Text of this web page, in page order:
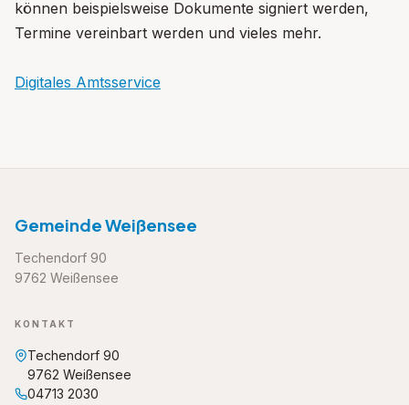
können beispielsweise Dokumente signiert werden,
Termine vereinbart werden und vieles mehr.
Digitales Amtsservice
Gemeinde Weißensee
Techendorf 90
9762 Weißensee
KONTAKT
Techendorf 90
9762 Weißensee
04713 2030